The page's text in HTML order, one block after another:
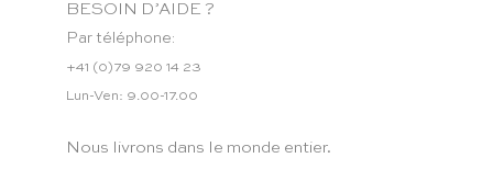
BESOIN D’AIDE ?
Par téléphone:
+41 (0)79 920 14 23
Lun-Ven: 9.00-17.00
Nous livrons dans le monde entier.